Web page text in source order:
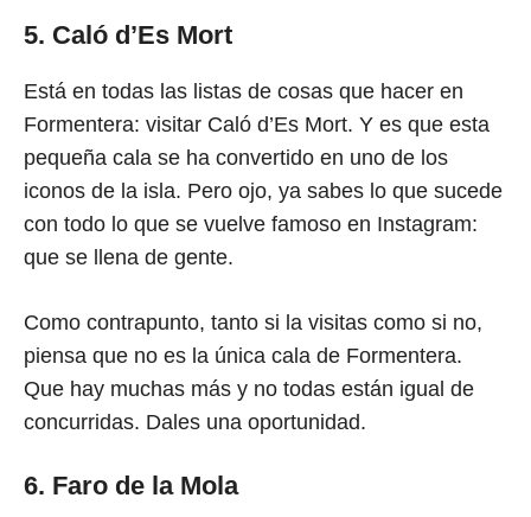
5. Caló d’Es Mort
Está en todas las listas de cosas que hacer en
Formentera: visitar Caló d’Es Mort. Y es que esta
pequeña cala se ha convertido en uno de los
iconos de la isla. Pero ojo, ya sabes lo que sucede
con todo lo que se vuelve famoso en Instagram:
que se llena de gente.
Como contrapunto, tanto si la visitas como si no,
piensa que no es la única cala de Formentera.
Que hay muchas más y no todas están igual de
concurridas. Dales una oportunidad.
6. Faro de la Mola